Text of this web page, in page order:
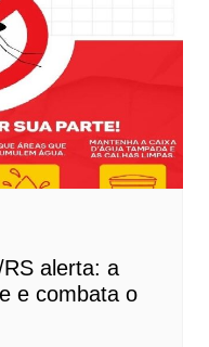
alerta: a
e combata o